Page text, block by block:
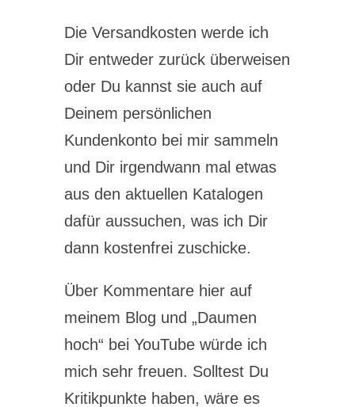
Die Versandkosten werde ich
Dir entweder zurück überweisen
oder Du kannst sie auch auf
Deinem persönlichen
Kundenkonto bei mir sammeln
und Dir irgendwann mal etwas
aus den aktuellen Katalogen
dafür aussuchen, was ich Dir
dann kostenfrei zuschicke.
Über Kommentare hier auf
meinem Blog und „Daumen
hoch“ bei YouTube würde ich
mich sehr freuen. Solltest Du
Kritikpunkte haben, wäre es